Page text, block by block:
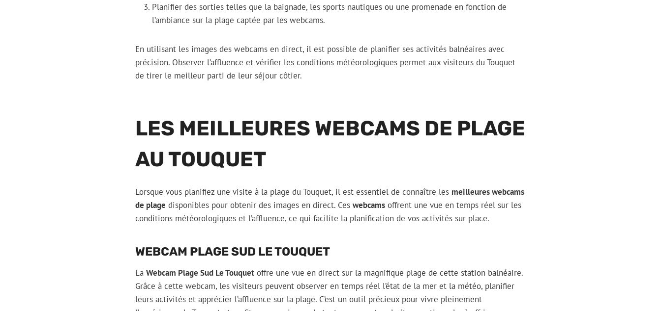
Planifier des sorties telles que la baignade, les sports nautiques ou une promenade en fonction de
l’ambiance sur la plage captée par les webcams.
En utilisant les images des webcams en direct, il est possible de planifier ses activités balnéaires avec
précision. Observer l’affluence et vérifier les conditions météorologiques permet aux visiteurs du Touquet
de tirer le meilleur parti de leur séjour côtier.
LES MEILLEURES WEBCAMS DE PLAGE
AU TOUQUET
Lorsque vous planifiez une visite à la plage du Touquet, il est essentiel de connaître les meilleures webcams
de plage disponibles pour obtenir des images en direct. Ces webcams offrent une vue en temps réel sur les
conditions météorologiques et l’affluence, ce qui facilite la planification de vos activités sur place.
WEBCAM PLAGE SUD LE TOUQUET
La Webcam Plage Sud Le Touquet offre une vue en direct sur la magnifique plage de cette station balnéaire.
Grâce à cette webcam, les visiteurs peuvent observer en temps réel l’état de la mer et la météo, planifier
leurs activités et apprécier l’affluence sur la plage. C’est un outil précieux pour vivre pleinement